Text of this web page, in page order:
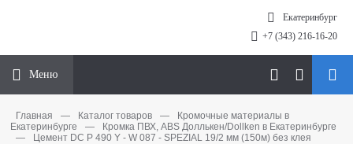
Екатеринбург
+7 (343) 216-16-20
Меню
Главная — Каталог товаров —
Кромочные материалы в
Екатеринбурге
—
Кромка ПВХ, ABS Доллькен/Dollken в Екатеринбурге
—
Цемент DC P 490 Y - W 087 - SPEZIAL 19/2 мм (150м) без клея